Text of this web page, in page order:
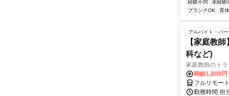
経験不問
未経験
ブランクOK
育
アルバイト・パー
【家庭教
科など)
家庭教師のト
時給1,800円
フルリモート
勤務時間 担